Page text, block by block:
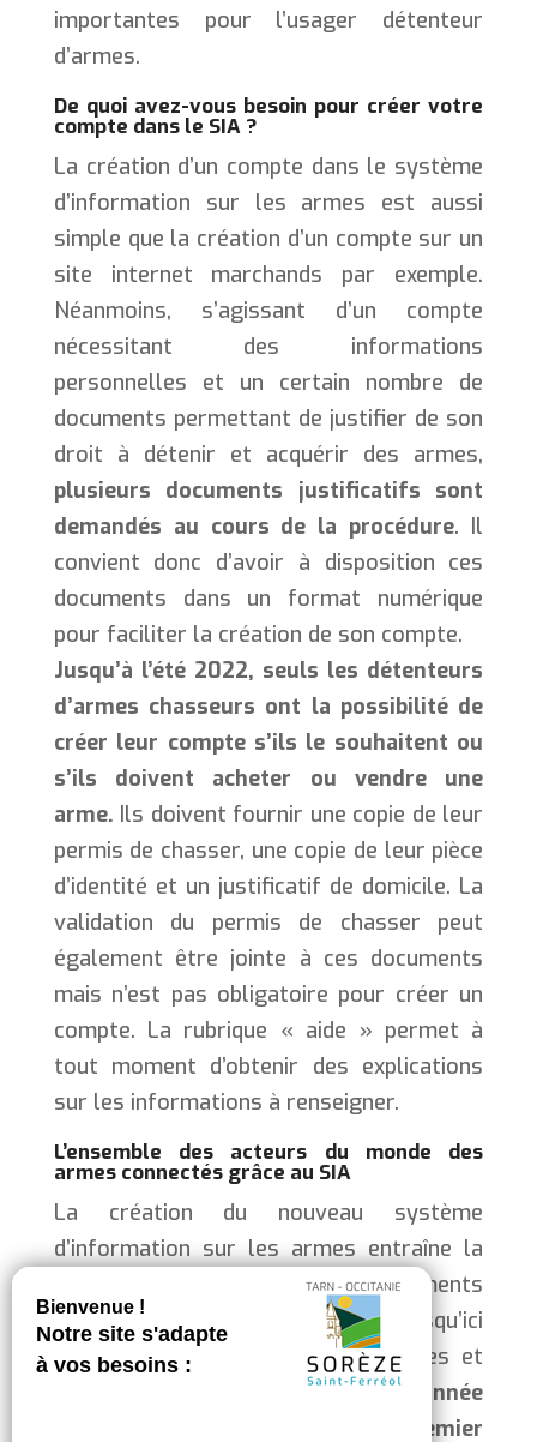
importantes pour l’usager détenteur
d’armes.
De quoi avez-vous besoin pour créer votre
compte dans le SIA ?
La création d’un compte dans le système
d’information sur les armes est aussi
simple que la création d’un compte sur un
site internet marchands par exemple.
Néanmoins, s’agissant d’un compte
nécessitant des informations
personnelles et un certain nombre de
documents permettant de justifier de son
droit à détenir et acquérir des armes,
plusieurs documents justificatifs sont
demandés au cours de la procédure. Il
convient donc d’avoir à disposition ces
documents dans un format numérique
pour faciliter la création de son compte.
Jusqu’à l’été 2022, seuls les détenteurs
d’armes chasseurs ont la possibilité de
créer leur compte s’ils le souhaitent ou
s’ils doivent acheter ou vendre une
arme. Ils doivent fournir une copie de leur
permis de chasser, une copie de leur pièce
d’identité et un justificatif de domicile. La
validation du permis de chasser peut
également être jointe à ces documents
mais n’est pas obligatoire pour créer un
compte. La rubrique « aide » permet à
tout moment d’obtenir des explications
sur les informations à renseigner.
L’ensemble des acteurs du monde des
armes connectés grâce au SIA
La création du nouveau système
d’information sur les armes entraîne la
suppression de tous les documents
papiers qui étaient échangés jusqu’ici
entre les armuriers, les préfectures et
Tout au long de
l’année
2022 et avant la fin du premier